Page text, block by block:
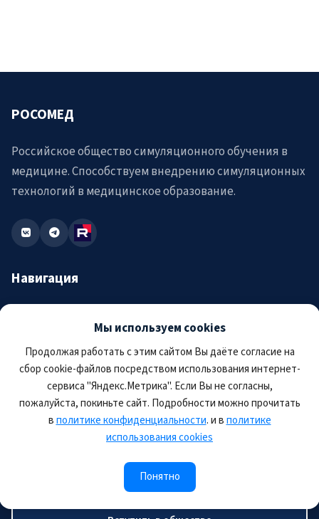
Мы используем cookies
Продолжая работать с этим сайтом Вы даёте согласие на
сбор cookie-файлов посредством использования интернет-
сервиса "Яндекс.Метрика". Если Вы не согласны,
пожалуйста, покиньте сайт. Подробности можно прочитать
вполитике конфиденциальности. и вполитике
использования cookies
Понятно
РОСОМЕД
Российское общество симуляционного обучения в
медицине. Способствуем внедрению симуляционных
технологий в медицинское образование.
Навигация
Аккредитация
Новости
Журнал